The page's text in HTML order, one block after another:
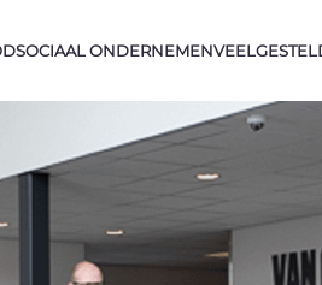
SOCIAAL ONDERNEMEN